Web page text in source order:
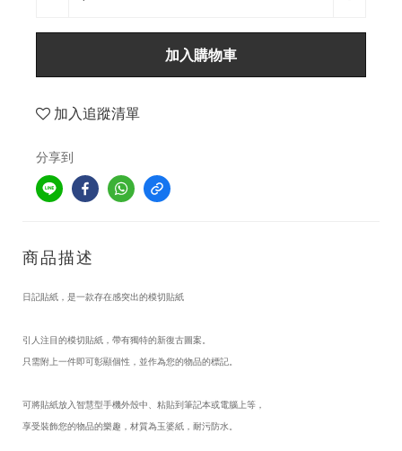
加入購物車
加入追蹤清單
分享到
商品描述
日記貼紙，是一款存在感突出的模切貼紙
引人注目的模切貼紙，帶有獨特的新復古圖案。
只需附上一件即可彰顯個性，並作為您的物品的標記。
可將貼紙放入智慧型手機外殼中、粘貼到筆記本或電腦上等，
享受裝飾您的物品的樂趣，材質為玉婆紙，耐污防水。